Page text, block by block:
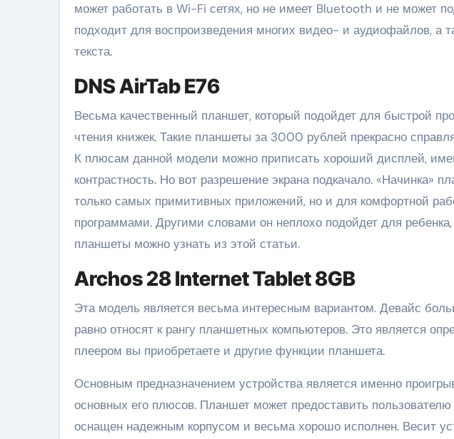
может работать в Wi-Fi сетях, но не имеет Bluetooth и не может
подходит для воспроизведения многих видео- и аудиофайлов, а
текста.
DNS AirTab E76
Весьма качественный планшет, который подойдет для быстрой
чтения книжек. Такие планшеты за 3000 рублей прекрасно
К плюсам данной модели можно приписать хороший дисплей,
контрастность. Но вот разрешение экрана подкачало. «Начинка»
только самых примитивных приложений, но и для комфортной
программами. Другими словами он неплохо подойдет для
планшеты можно узнать из этой статьи.
Archos 28 Internet Tablet 8GB
Эта модель является весьма интересным вариантом. Девайс
равно относят к рангу планшетных компьютеров. Это является
плеером вы приобретаете и другие функции планшета.
Основным предназначением устройства является именно
основных его плюсов. Планшет может предоставить
оснащен надежным корпусом и весьма хорошо исполнен. Весит